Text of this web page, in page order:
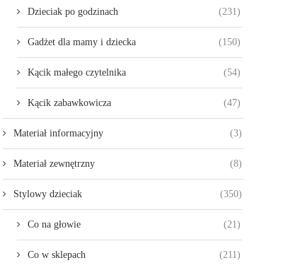
Dzieciak po godzinach (231)
Gadżet dla mamy i dziecka (150)
Kącik małego czytelnika (54)
Kącik zabawkowicza (47)
Materiał informacyjny (3)
Materiał zewnętrzny (8)
Stylowy dzieciak (350)
Co na głowie (21)
Co w sklepach (211)